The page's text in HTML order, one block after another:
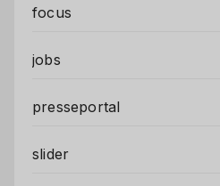
focus
jobs
presseportal
slider